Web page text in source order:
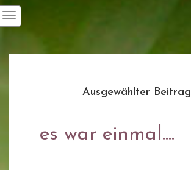
Ausgewählter Beitrag
es war einmal....